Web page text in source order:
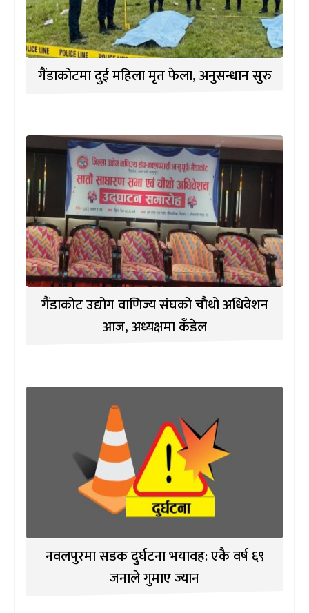
गैंडाकोटमा दुई महिला मृत फेला, अनुसन्धान सुरु
गैंडाकोट उद्योग वाणिज्य संघको चौथो अधिवेशन
आज, अध्यक्षमा कँडेल
नवलपुरमा सडक दुर्घटना भयावह: एकै वर्ष ६९
जनाले गुमाए ज्यान